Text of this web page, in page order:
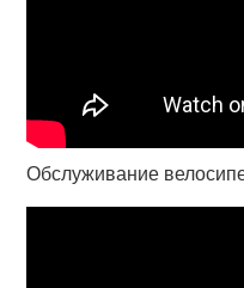
Обслуживание